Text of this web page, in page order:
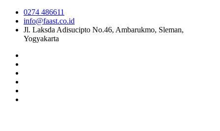
0274 486611
info@faast.co.id
Jl. Laksda Adisucipto No.46, Ambarukmo, Sleman,
Yogyakarta